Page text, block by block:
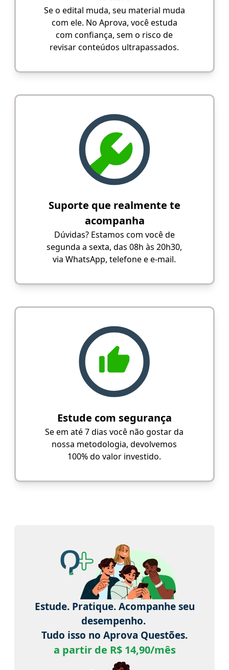
Se o edital muda, seu material muda
com ele. No Aprova, você estuda
com confiança, sem o risco de
revisar conteúdos ultrapassados.
Suporte que realmente te
acompanha
Dúvidas? Estamos com você de
segunda a sexta, das 08h às 20h30,
via WhatsApp, telefone e e-mail.
Estude com segurança
Se em até 7 dias você não gostar da
nossa metodologia, devolvemos
100% do valor investido.
Estude. Pratique. Acompanhe seu
desempenho.
Tudo isso no Aprova Questões.
a partir de R$ 14,90/mês